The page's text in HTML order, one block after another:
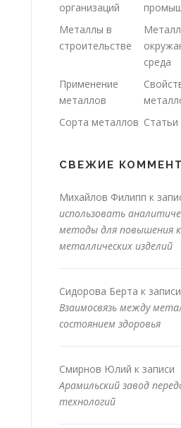
организаций
Металлы в
строительстве
среда
Применение
металлов
Сорта металлов Статьи
СВЕЖИЕ
Михайлов Филипп к
использовать
методы для повышения
металлических изделий
Сидорова Берта к записи
Взаимосвязь между
состоянием здоровья
Смирнов Юлий к записи
Арамильский завод
технологий